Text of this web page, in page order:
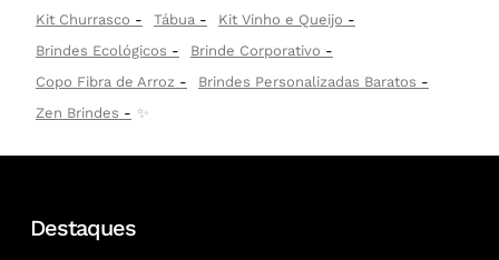
Kit Churrasco
Tábua
Kit Vinho e Queijo
Brindes Ecológicos
Brinde Corporativo
Copo Fibra de Arroz
Brindes Personalizadas Baratos
Zen Brindes
✨
Destaques